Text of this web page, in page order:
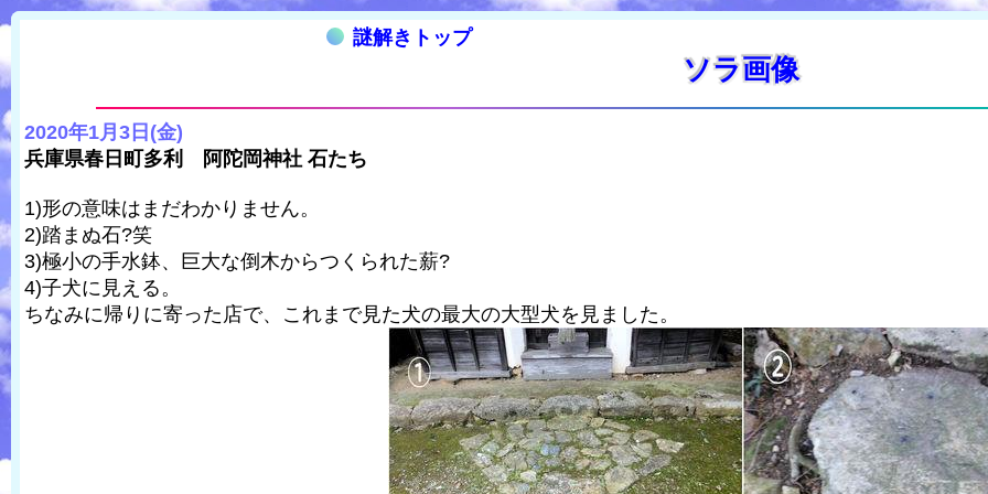
謎解きトップ
ソラ画像
2020年1月3日(金)
兵庫県春日町多利 阿陀岡神社 石たち
1)形の意味はまだわかりません。
2)踏まぬ石?笑
3)極小の手水鉢、巨大な倒木からつくられた薪?
4)子犬に見える。
ちなみに帰りに寄った店で、これまで見た犬の最大の大型犬を見ました。